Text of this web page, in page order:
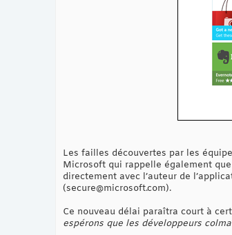
Les failles découvertes par les
Microsoft qui rappelle également
directement avec l’auteur de
(secure@microsoft.com).
Ce nouveau délai paraîtra court à
espérons que les développeurs